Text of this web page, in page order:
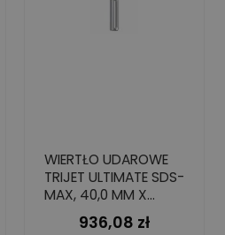
WIERTŁO UDAROWE
TRIJET ULTIMATE SDS-
MAX, 40,0 MM X
800/920 MM
Cena
936,08 zł